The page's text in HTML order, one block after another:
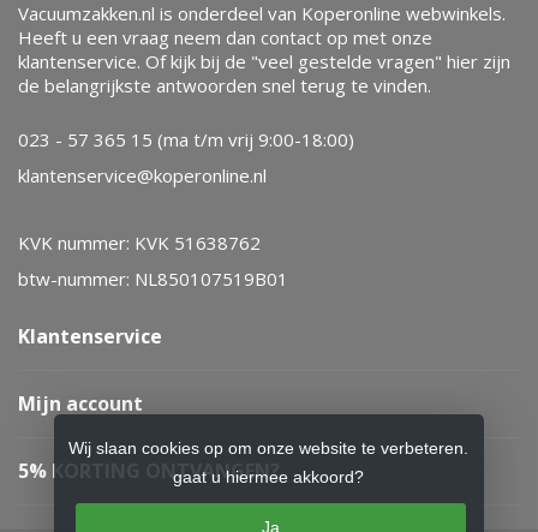
Vacuumzakken.nl is onderdeel van Koperonline webwinkels.
Heeft u een vraag neem dan contact op met onze
klantenservice. Of kijk bij de "veel gestelde vragen" hier zijn
de belangrijkste antwoorden snel terug te vinden.
023 - 57 365 15 (ma t/m vrij 9:00-18:00)
klantenservice@koperonline.nl
KVK nummer: KVK 51638762
btw-nummer: NL850107519B01
Klantenservice
Mijn account
5% KORTING ONTVANGEN?
Wij slaan cookies op om onze website te verbeteren.
gaat u hiermee akkoord?
Ja